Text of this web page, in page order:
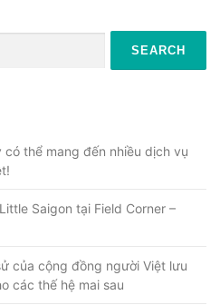
thể mang đến nhiều dịch vụ
Saigon tại Field Corner –
của cộng đồng người Việt lưu
các thế hệ mai sau